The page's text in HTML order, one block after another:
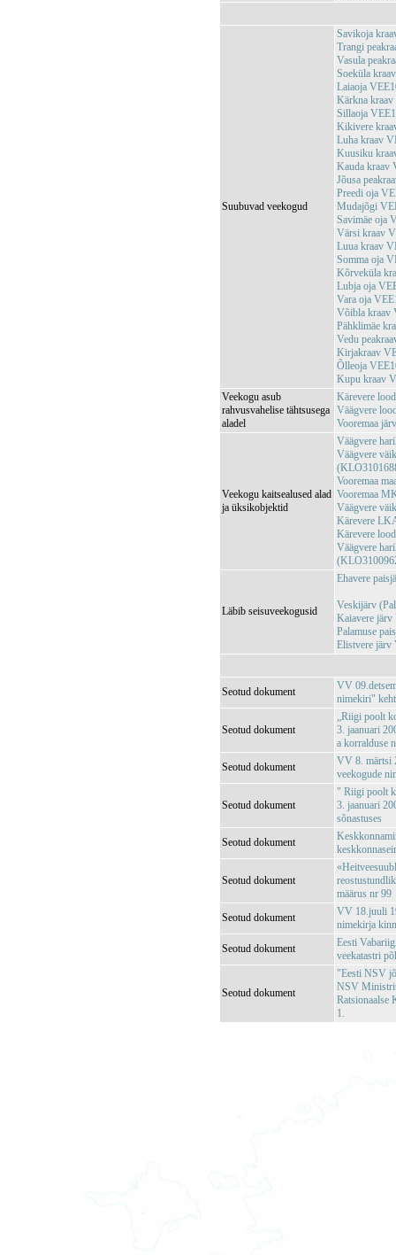
Suubuvad veekogud
Savikoja
Trangi
Vasula
Soeküla
Laiaoja
Kärkna
Sillaoja
Kikivere
Luha kraav
Kuusiku
Kauda kraav
Jõusa
Preedi oja
Mudajõgi
Savimäe oja
Värsi kraav
Luua kraav
Somma oja
Kõrveküla
Lubja oja
Vara oja
Võibla kraav
Pähklimäe
Vedu
Kirjakraav
Õlleoja
Kupu kraav
Veekogu asub
rahvusvahelise tähtsusega
aladel
Kärevere
Väägvere
Vooremaa
Veekogu kaitsealused alad
ja üksikobjektid
Väägvere
Väägvere
Vooremaa
Vooremaa
Väägvere
Kärevere
Kärevere
Väägvere
Läbib seisuveekogusid
Ehavere
Veskijärv
Kaiavere
Palamuse
Elistvere järv
Seotud dokument
VV
nimekiri"
Seotud dokument
„Riigi poolt
3. jaanuari
a korralduse
Seotud dokument
VV 8. märtsi
veekogude
Seotud dokument
" Riigi poolt
3. jaanuari
sõnastuses
Seotud dokument
Seotud dokument
määrus nr 99
Seotud dokument
VV 18.juuli
nimekirja
Seotud dokument
Eesti
veekatastri
Seotud dokument
"Eesti NSV
NSV
Ratsionaalse
1.